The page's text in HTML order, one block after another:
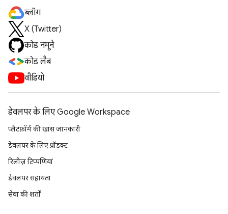
ब्लॉग
X (Twitter)
कोड नमूने
कोड लैब
वीडियो
डेवलपर के लिए Google Workspace
प्लैटफ़ॉर्म की खास जानकारी
डेवलपर के लिए प्रॉडक्ट
रिलीज़ टिप्पणियां
डेवलपर सहायता
सेवा की शर्तों